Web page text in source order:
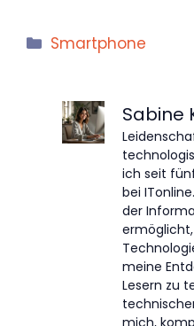
Kategorien
Smartphone
Sabine
ich seit
bei
der
meine
Lesern zu
mich,